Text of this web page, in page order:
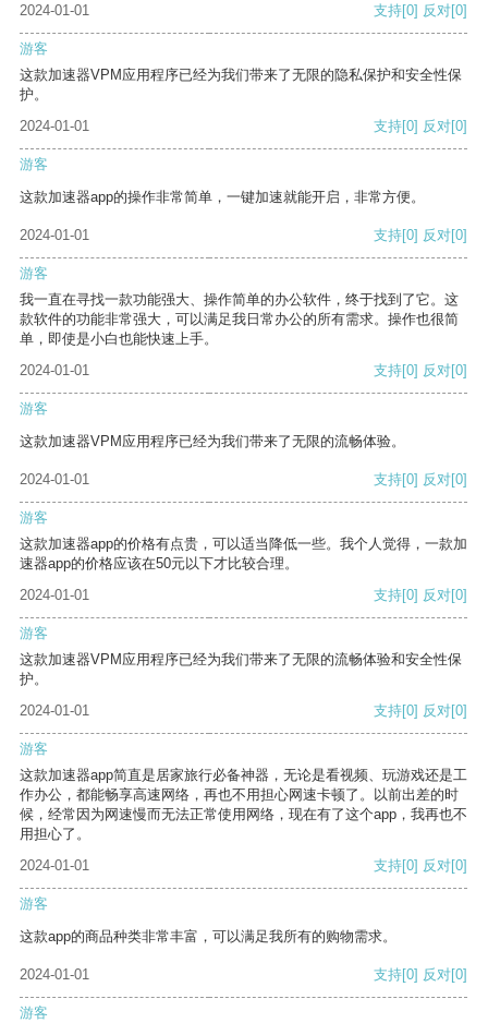
2024-01-01 支持[0] 反对[0]
游客
这款加速器VPM应用程序已经为我们带来了无限的隐私保护和安全性保
护。
2024-01-01
支持[0] 反对[0]
游客
这款加速器app的操作非常简单，一键加速就能开启，非常方便。
2024-01-01 支持[0] 反对[0]
游客
我一直在寻找一款功能强大、操作简单的办公软件，终于找到了它。这
款软件的功能非常强大，可以满足我日常办公的所有需求。操作也很简
单，即使是小白也能快速上手。
2024-01-01
支持[0] 反对[0]
游客
这款加速器VPM应用程序已经为我们带来了无限的流畅体验。
2024-01-01 支持[0] 反对[0]
游客
这款加速器app的价格有点贵，可以适当降低一些。我个人觉得，一款加
速器app的价格应该在50元以下才比较合理。
2024-01-01
支持[0] 反对[0]
游客
这款加速器VPM应用程序已经为我们带来了无限的流畅体验和安全性保
护。
2024-01-01
支持[0] 反对[0]
游客
这款加速器app简直是居家旅行必备神器，无论是看视频、玩游戏还是工
作办公，都能畅享高速网络，再也不用担心网速卡顿了。以前出差的时
候，经常因为网速慢而无法正常使用网络，现在有了这个app，我再也不
用担心了。
2024-01-01
支持[0] 反对[0]
游客
这款app的商品种类非常丰富，可以满足我所有的购物需求。
2024-01-01 支持[0] 反对[0]
游客